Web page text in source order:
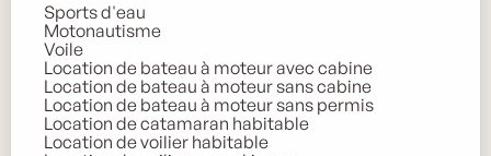
Sports d'eau
Motonautisme
Voile
Location de bateau à moteur avec cabine
Location de bateau à moteur sans cabine
Location de bateau à moteur sans permis
Location de catamaran habitable
Location de voilier habitable